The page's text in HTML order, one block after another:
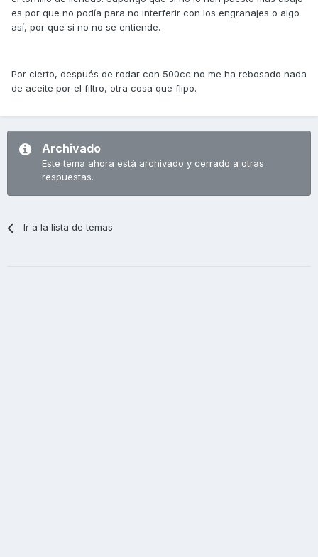
es por que no podía para no interferir con los engranajes o algo
así, por que si no no se entiende.
Por cierto, después de rodar con 500cc no me ha rebosado nada
de aceite por el filtro, otra cosa que flipo.
Archivado
Este tema ahora está archivado y cerrado a otras
respuestas.
Ir a la lista de temas